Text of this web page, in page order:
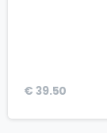
€ 39.50